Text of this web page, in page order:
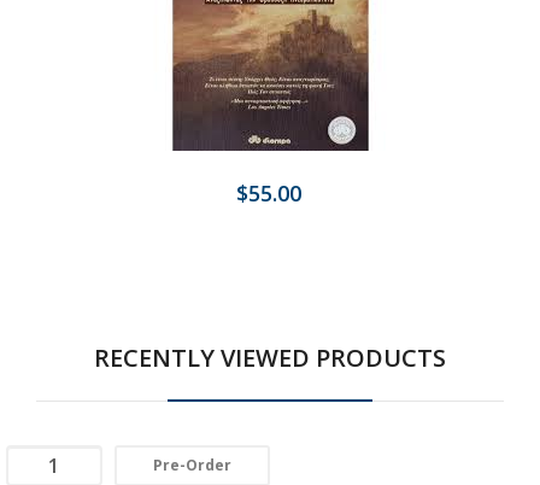
$55.00
RECENTLY VIEWED PRODUCTS
Pre-Order